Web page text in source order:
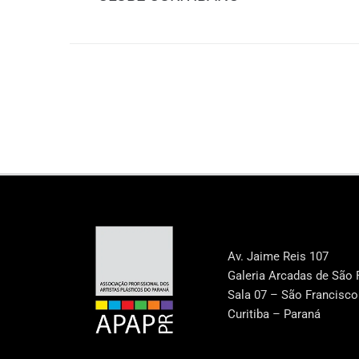
Av. Jaime Reis 107
Galeria Arcadas de São
Sala 07 – São Francisco
Curitiba – Paraná